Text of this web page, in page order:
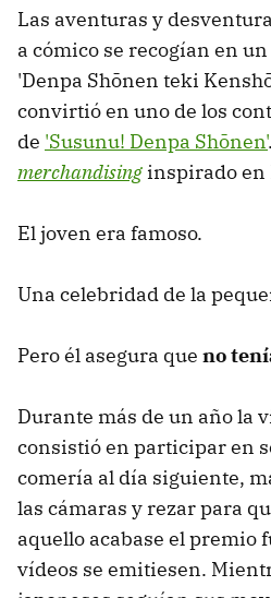
Las aventuras y
a cómico se recogían en
'Denpa Shōnen teki
convirtió en uno de los
de 'Susunu! Denpa Shōnen'
merchandising inspirado en
El joven era famoso.
Una celebridad de la
Pero él asegura que no
Durante más de un año la
consistió en participar en
comería al día siguiente,
las cámaras y rezar para
aquello acabase el premio
vídeos se emitiesen.